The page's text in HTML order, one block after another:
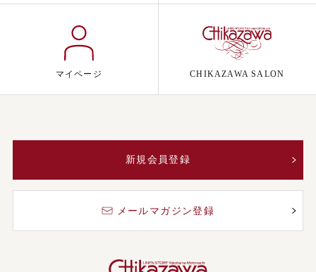
マイページ CHIKAZAWA SALON
新規会員登録
メールマガジン登録